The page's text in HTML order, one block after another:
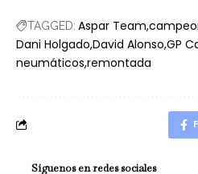
TAGGED: Aspar Team
Dani Holgado David Alonso GP
neumáticos remontada
Síguenos en redes sociales